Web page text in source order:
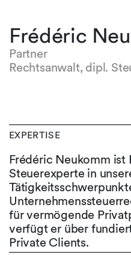
Frédéric
Partner
Rechtsanwalt, dipl.
EXPERTISE
Frédéric Neukomm
Steuerexperte in
für vermögende
verfügt er über
Private Clients.